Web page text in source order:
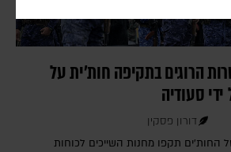
הרוגים בתקיפה חות'ית על
סעודיה
דורון פסקין
החות'ים תקפו מחנות השייכים לכוחות